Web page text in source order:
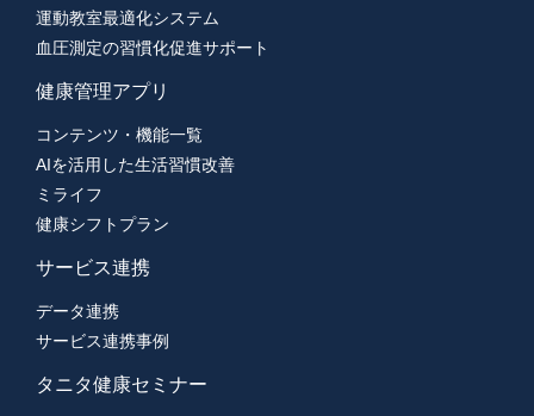
運動教室最適化システム
血圧測定の習慣化促進サポート
健康管理アプリ
コンテンツ・機能一覧
AIを活用した生活習慣改善
ミライフ
健康シフトプラン
サービス連携
データ連携
サービス連携事例
タニタ健康セミナー